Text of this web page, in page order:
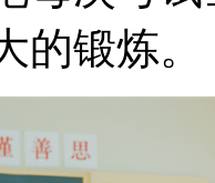
的锻炼。